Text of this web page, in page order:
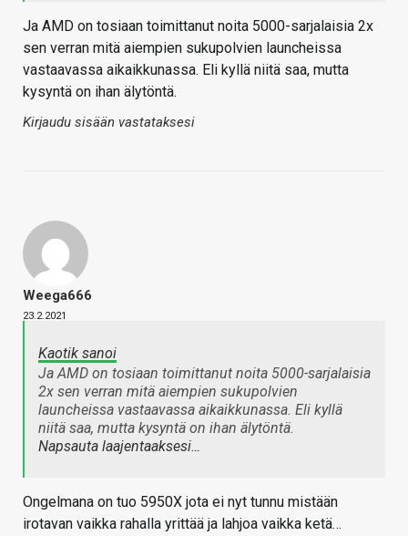
Ja AMD on tosiaan toimittanut noita 5000-sarjalaisia 2x
sen verran mitä aiempien sukupolvien launcheissa
vastaavassa aikaikkunassa. Eli kyllä niitä saa, mutta
kysyntä on ihan älytöntä.
Kirjaudu sisään vastataksesi
Weega666
23.2.2021
Kaotik sanoi
Ja AMD on tosiaan toimittanut noita 5000-sarjalaisia
2x sen verran mitä aiempien sukupolvien
launcheissa vastaavassa aikaikkunassa. Eli kyllä
niitä saa, mutta kysyntä on ihan älytöntä.
Napsauta laajentaaksesi…
Ongelmana on tuo 5950X jota ei nyt tunnu mistään
irotavan vaikka rahalla yrittää ja lahjoa vaikka ketä…